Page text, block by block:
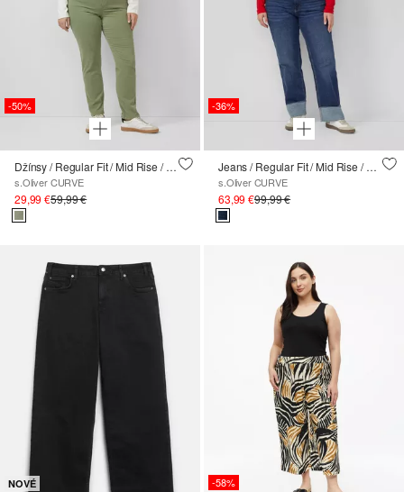
-50%
Džínsy / Regular Fit / Mid Rise / Slim Leg
s.Oliver CURVE
29,99 €59,99 €
-36%
Jeans / Regular Fit / Mid Rise / Straight Leg / Ohrnutý lem
s.Oliver CURVE
63,99 €99,99 €
NOVÉ -58%